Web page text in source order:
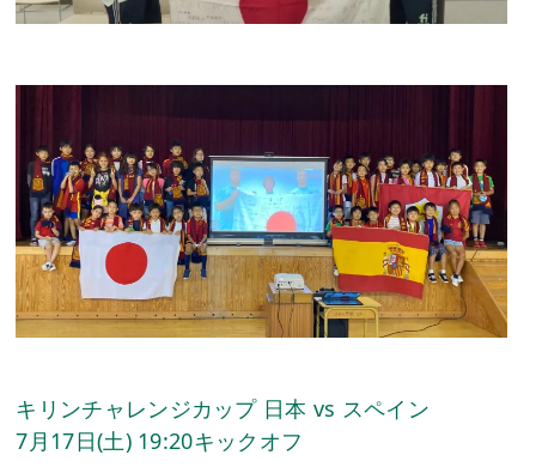
キリンチャレンジカップ 日本 vs スペイン
7月17日(土) 19:20キックオフ